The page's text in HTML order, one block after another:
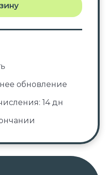
обновление
14 дн